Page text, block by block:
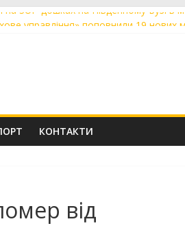
на SUP-дошках на Південному Бузі в
6 серпня тимчасово немає води та
НМТ на 200 балів із двох
КОНТАКТИ
від